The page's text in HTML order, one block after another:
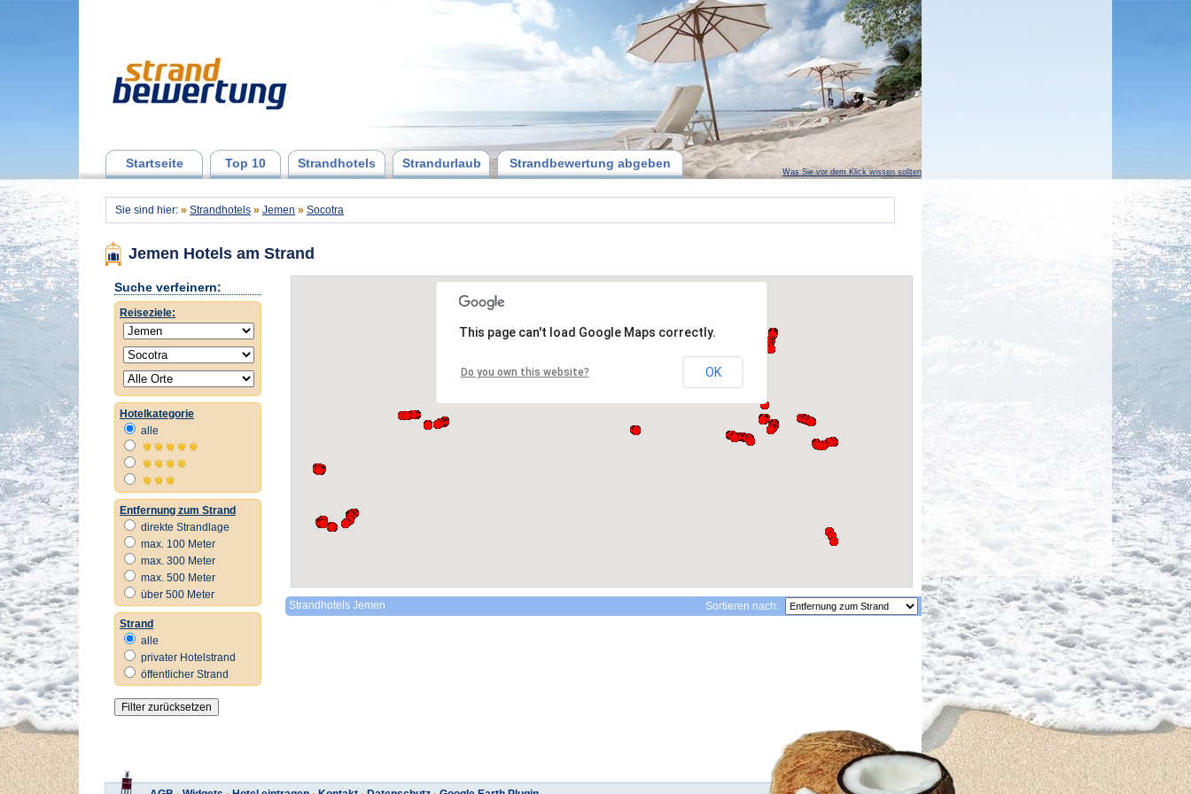
Startseite Top 10 Strandhotels Strandurlaub Strandbewertung abgeben
Was Sie vor dem Klick wissen sollten
Sie sind hier: » Strandhotels » Jemen » Socotra
Jemen Hotels am Strand
Suche verfeinern:
Reiseziele:
Hotelkategorie
alle
Entfernung zum Strand
direkte Strandlage
max. 100 Meter
max. 300 Meter
max. 500 Meter
über 500 Meter
Strand
alle
privater Hotelstrand
öffentlicher Strand
This page can't load Google Maps correctly.
Do you own this website? OK
Strandhotels Jemen Sortieren nach: